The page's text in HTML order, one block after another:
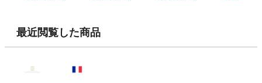
最近閲覧した商品